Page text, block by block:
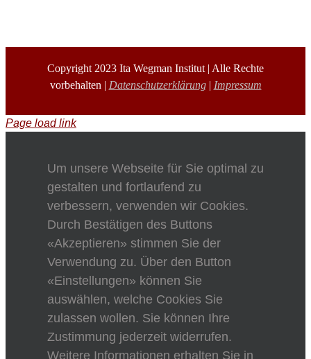
Copyright 2023 Ita Wegman Institut | Alle Rechte
vorbehalten | Datenschutzerklärung| Impressum
Page load link
Um unsere Webseite für Sie optimal zu
gestalten und fortlaufend zu
verbessern, verwenden wir Cookies.
Durch Bestätigen des Buttons
«Akzeptieren» stimmen Sie der
Verwendung zu. Über den Button
«Einstellungen» können Sie
auswählen, welche Cookies Sie
zulassen wollen. Sie können Ihre
Zustimmung jederzeit widerrufen.
Weitere Informationen erhalten Sie in